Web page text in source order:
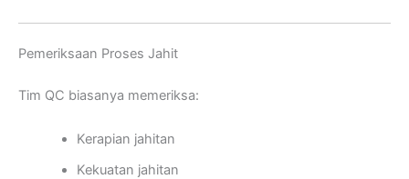
Pemeriksaan Proses Jahit
Tim QC biasanya memeriksa:
Kerapian jahitan
Kekuatan jahitan